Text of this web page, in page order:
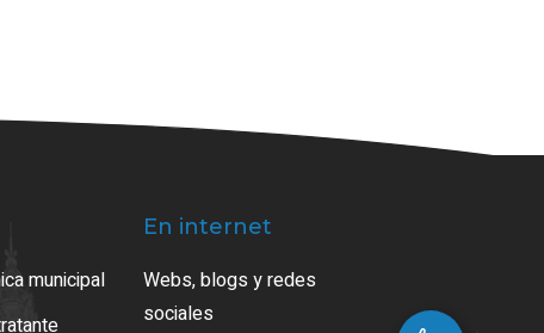
municipal
En internet
Webs, blogs y redes
sociales